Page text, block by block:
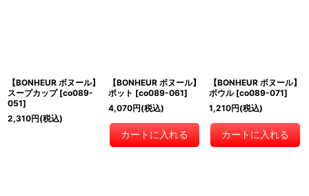
【BONHEUR ボヌール】
スープカップ [co089-
051]
2,310円(税込)
【BONHEUR ボヌール】
ポット [co089-061]
4,070円(税込)
カートに入れる
【BONHEUR ボヌール】
ボウル [co089-071]
1,210円(税込)
カートに入れる